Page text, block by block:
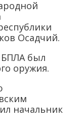
Осадчий.
БПЛА был
оружия.
начальник